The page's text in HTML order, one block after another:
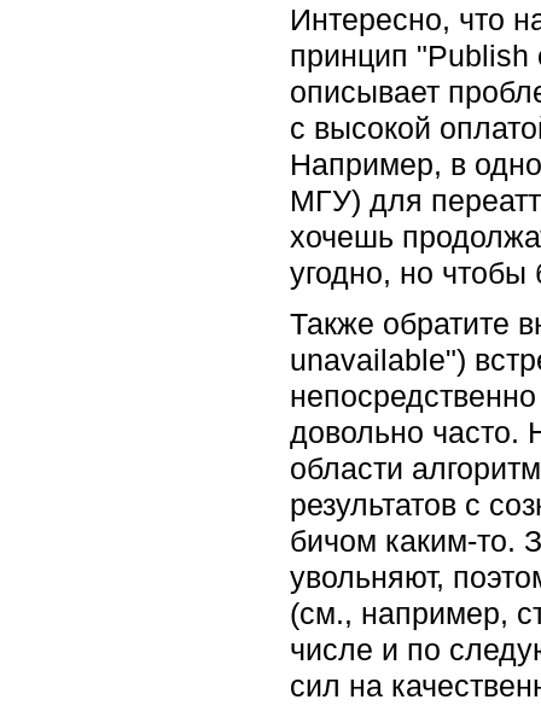
Интересно, что
принцип
описывает
с высокой
Например, в
МГУ) для
хочешь
угодно, но
Также обратите
unavailable")
довольно
области
результатов с
бичом каким-то.
увольняют,
(см., например,
числе и по
сил на